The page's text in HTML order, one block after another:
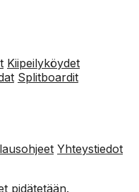
Kiipeilyköydet
Splitboardit
Yhteystiedot
pidätetään.